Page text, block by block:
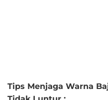
Tips Menjaga Warna